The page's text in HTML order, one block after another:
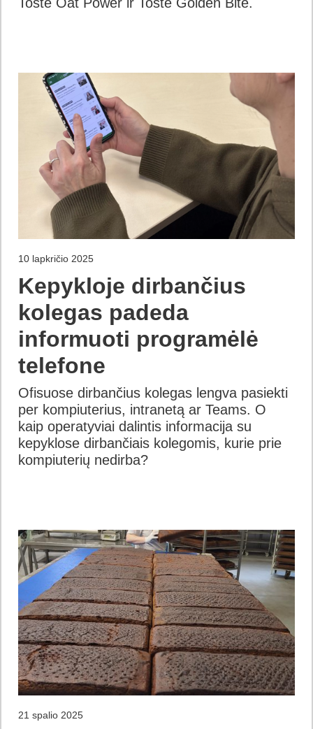
10 lapkričio 2025
Kepykloje dirbančius
kolegas padeda
informuoti programėlė
telefone
Ofisuose dirbančius kolegas lengva pasiekti
per kompiuterius, intranetą ar Teams. O
kaip operatyviai dalintis informacija su
kepyklose dirbančiais kolegomis, kurie prie
kompiuterių nedirba?
21 spalio 2025